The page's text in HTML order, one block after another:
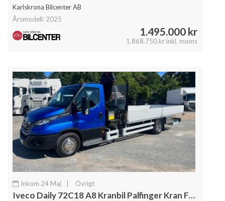
Karlskrona Bilcenter AB
Årsmodell: 2025
1.495.000 kr
1.868.750 kr inkl. moms
Inkom 24 Maj Övrigt
Iveco Daily 72C18 A8 Kranbil Palfinger Kran Fullutrustad